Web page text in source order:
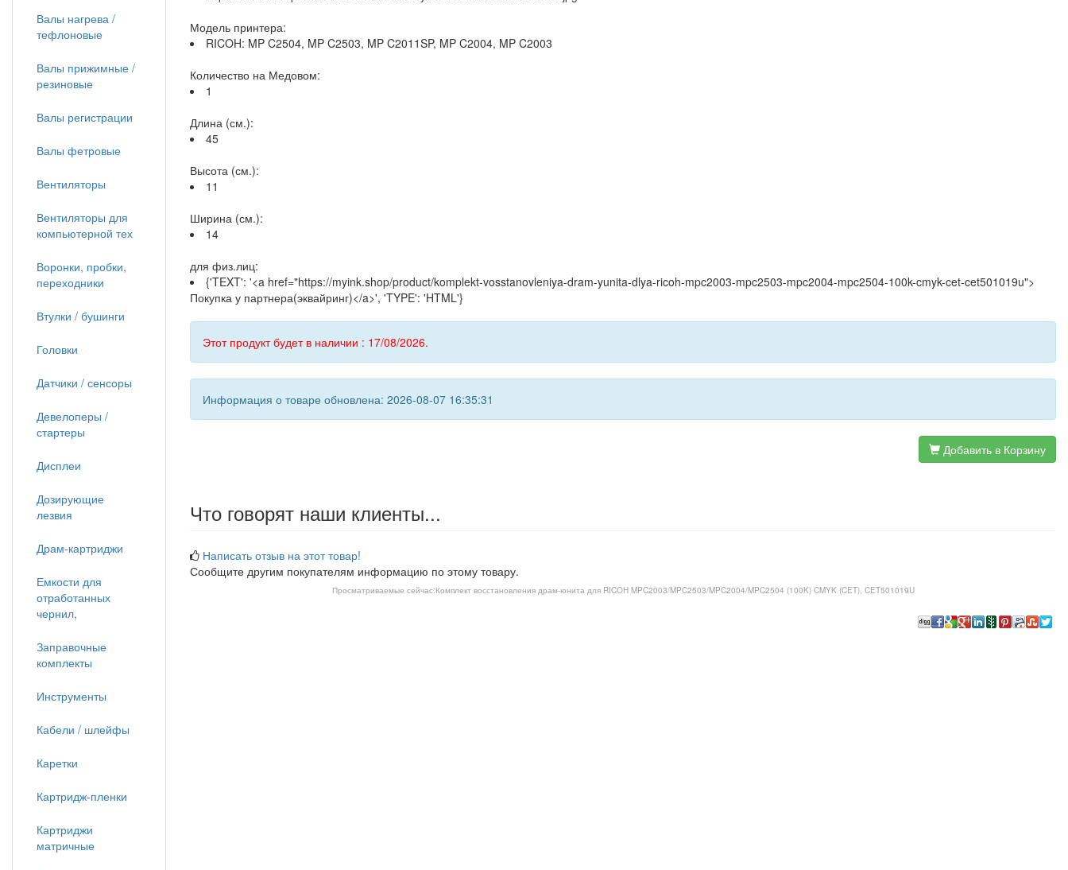
Модель принтера:
RICOH: MP C2504, MP C2503, MP C2011SP, MP C2004, MP C2003
Количество на Медовом:
1
Длина (см.):
45
Высота (см.):
11
Ширина (см.):
14
для физ.лиц:
{'TEXT': '<a href="https://myink.shop/product/komplekt-vosstanovleniya-dram-yunita-dlya-ricoh-mpc2003-mpc2503-mpc2004-mpc2504-100k-cmyk-cet-cet501019u">
Покупка у партнера(эквайринг)</a>', 'TYPE': 'HTML'}
Этот продукт будет в наличии : 17/08/2026.
Информация о товаре обновлена: 2026-08-07 16:35:31
Добавить в Корзину
Что говорят наши клиенты...
Написать отзыв на этот товар!
Сообщите другим покупателям информацию по этому товару.
Просматриваемые сейчас:Комплект восстановления драм-юнита для RICOH MPC2003/MPC2503/MPC2004/MPC2504 (100K) CMYK (CET), CET501019U
Валы нагрева /
тефлоновые
Валы прижимные /
резиновые
Валы регистрации
Валы фетровые
Вентиляторы
Вентиляторы для
компьютерной тех
Воронки, пробки,
переходники
Втулки / бушинги
Головки
Датчики / сенсоры
Девелоперы /
стартеры
Дисплеи
Дозирующие
лезвия
Драм-картриджи
Емкости для
отработанных
чернил,
Заправочные
комплекты
Инструменты
Кабели / шлейфы
Каретки
Картридж-пленки
Картриджи
матричные